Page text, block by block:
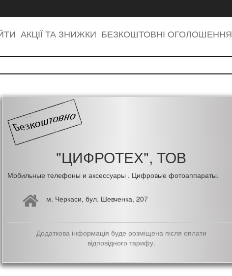
АКЦІЇ ТА ЗНИЖКИ БЕЗКОШТОВНІ ОГОЛОШЕННЯ
"ЦИФРОТЕХ", ТОВ
Мобильные телефоны и аксессуары . Цифровые фотоаппараты.
м. Черкаси, бул. Шевченка, 207
Додаткова інформація буде розміщена після оплати
відповідного тарифу.